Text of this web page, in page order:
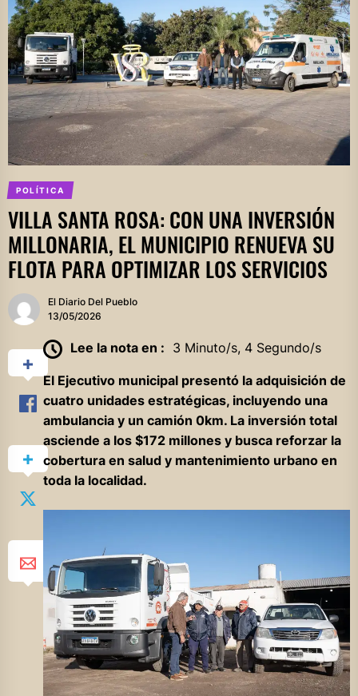
POLÍTICA
VILLA SANTA ROSA: CON UNA INVERSIÓN
MILLONARIA, EL MUNICIPIO RENUEVA SU
FLOTA PARA OPTIMIZAR LOS SERVICIOS
El Diario Del Pueblo
13/05/2026
Lee la nota en : 3 Minuto/s, 4 Segundo/s
El Ejecutivo municipal presentó la adquisición de
cuatro unidades estratégicas, incluyendo una
ambulancia y un camión 0km. La inversión total
asciende a los $172 millones y busca reforzar la
cobertura en salud y mantenimiento urbano en
toda la localidad.